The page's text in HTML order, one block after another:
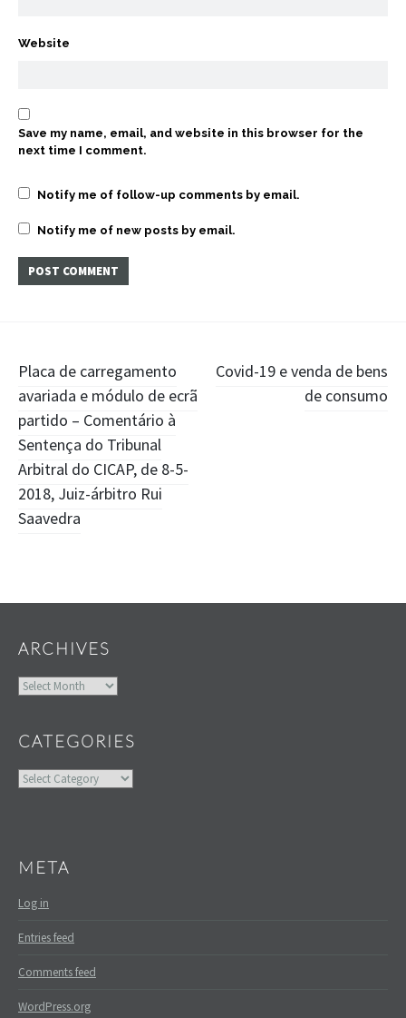
Website
Save my name, email, and website in this browser for the
next time I comment.
Notify me of follow-up comments by email.
Notify me of new posts by email.
Post
navigation
Placa de carregamento
avariada e módulo de ecrã
partido – Comentário à
Sentença do Tribunal
Arbitral do CICAP, de 8-5-
2018, Juiz-árbitro Rui
Saavedra
Covid-19 e venda de bens
de consumo
ARCHIVES
Archives
CATEGORIES
Categories
META
Log in
Entries feed
Comments feed
WordPress.org